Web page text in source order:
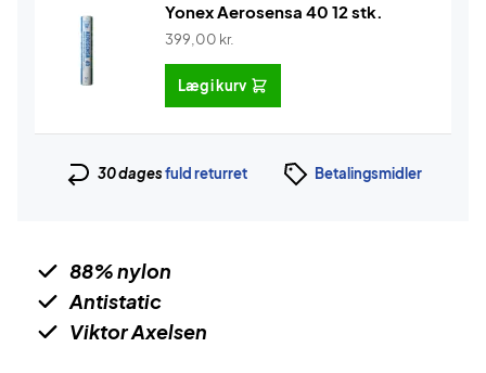
Yonex Aerosensa 40 12 stk.
399,00 kr.
Læg i kurv
30 dagesfuld returret Betalingsmidler
88% nylon
Antistatic
Viktor Axelsen